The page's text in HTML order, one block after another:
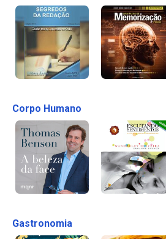
Corpo Humano
Gastronomia